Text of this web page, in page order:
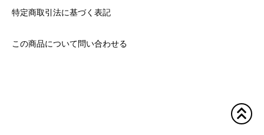
特定商取引法に基づく表記
この商品について問い合わせる